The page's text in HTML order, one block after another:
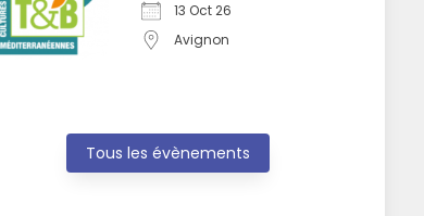
13 Oct 26
Avignon
Tous les évènements